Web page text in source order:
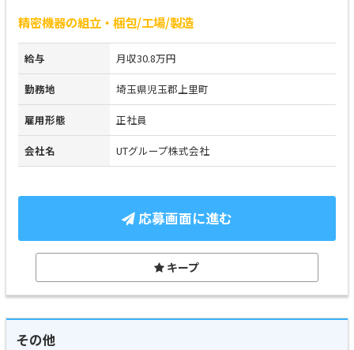
精密機器の組立・梱包/工場/製造
給与 月収30.8万円
勤務地 埼玉県児玉郡上里町
雇用形態 正社員
会社名 UTグループ株式会社
応募画面に進む
キープ
その他